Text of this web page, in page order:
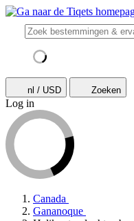
nl / USD Zoeken
Log in
Canada
Gananoque